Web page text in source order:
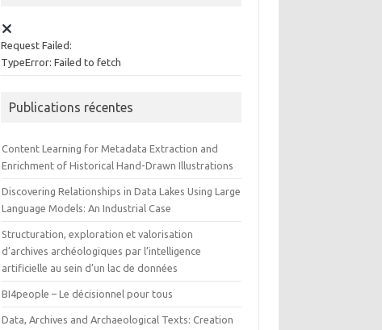
Request Failed:
TypeError: Failed to fetch
Publications récentes
Content Learning for Metadata Extraction and
Enrichment of Historical Hand-Drawn Illustrations
Discovering Relationships in Data Lakes Using Large
Language Models: An Industrial Case
Structuration, exploration et valorisation
d’archives archéologiques par l’intelligence
artificielle au sein d’un lac de données
BI4people – Le décisionnel pour tous
Data, Archives and Archaeological Texts: Creation